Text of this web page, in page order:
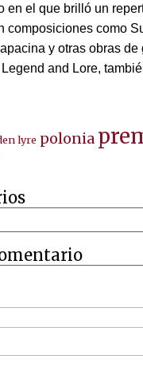
en el que brilló un
composiciones como
y otras obras de
and Lore,
lyre polonia